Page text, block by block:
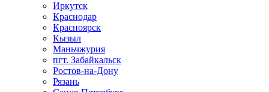
Иркутск
Краснодар
Красноярск
Кызыл
Маньчжурия
пгт. Забайкальск
Ростов-на-Дону
Рязань